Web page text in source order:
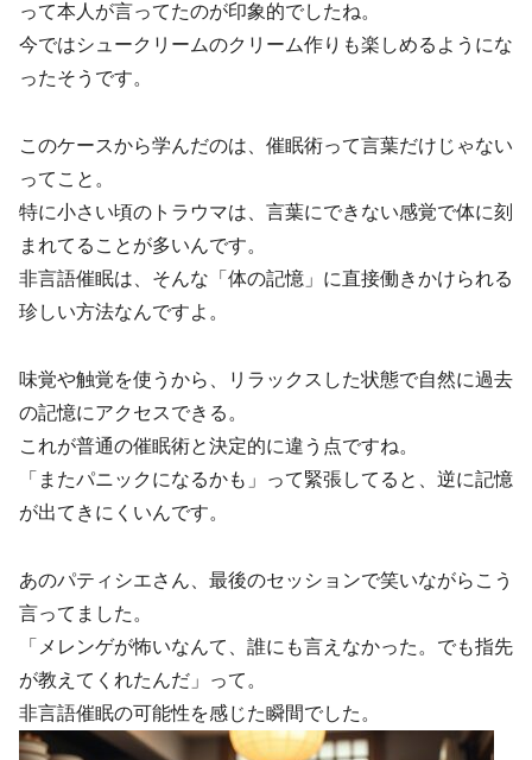
って本人が言ってたのが印象的でしたね。
今ではシュークリームのクリーム作りも楽しめるようにな
ったそうです。
このケースから学んだのは、催眠術って言葉だけじゃない
ってこと。
特に小さい頃のトラウマは、言葉にできない感覚で体に刻
まれてることが多いんです。
非言語催眠は、そんな「体の記憶」に直接働きかけられる
珍しい方法なんですよ。
味覚や触覚を使うから、リラックスした状態で自然に過去
の記憶にアクセスできる。
これが普通の催眠術と決定的に違う点ですね。
「またパニックになるかも」って緊張してると、逆に記憶
が出てきにくいんです。
あのパティシエさん、最後のセッションで笑いながらこう
言ってました。
「メレンゲが怖いなんて、誰にも言えなかった。でも指先
が教えてくれたんだ」って。
非言語催眠の可能性を感じた瞬間でした。